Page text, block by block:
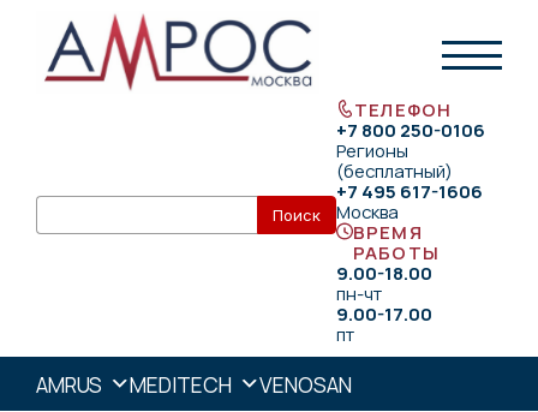
ТЕЛЕФОН
+7 800 250-0106
Регионы
(бесплатный)
+7 495 617-1606
Москва
ВРЕМЯ
РАБОТЫ
9.00-18.00
пн-чт
9.00-17.00
пт
AMRUS MEDITECH VENOSAN